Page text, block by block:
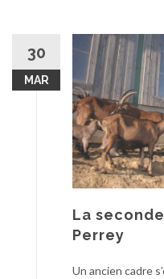
30
MAR
La
Perrey
Un ancien cadre